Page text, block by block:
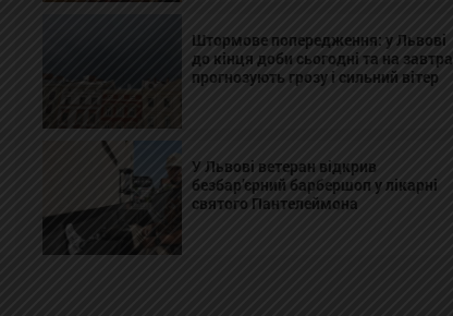
Штормове попередження: у Львові
до кінця доби сьогодні та на завтра
прогнозують грозу і сильний вітер
У Львові ветеран відкрив
безбар’єрний барбершоп у лікарні
святого Пантелеймона